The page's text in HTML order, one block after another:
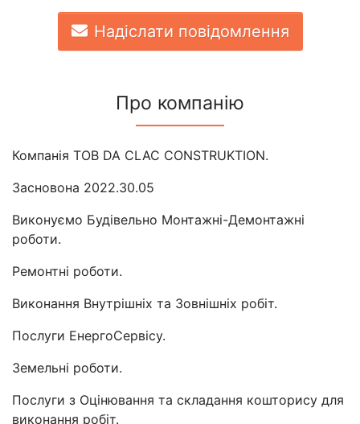
Надіслати повідомлення
Про компанію
Компанія ТОВ DA CLAC CONSTRUKTION.
Засновона 2022.30.05
Виконуємо Будівельно Монтажні-Демонтажні
роботи.
Ремонтні роботи.
Виконання Внутрішніх та Зовнішніх робіт.
Послуги ЕнергоСервісу.
Земельні роботи.
Послуги з Оцінювання та складання кошторису для
виконання робіт.